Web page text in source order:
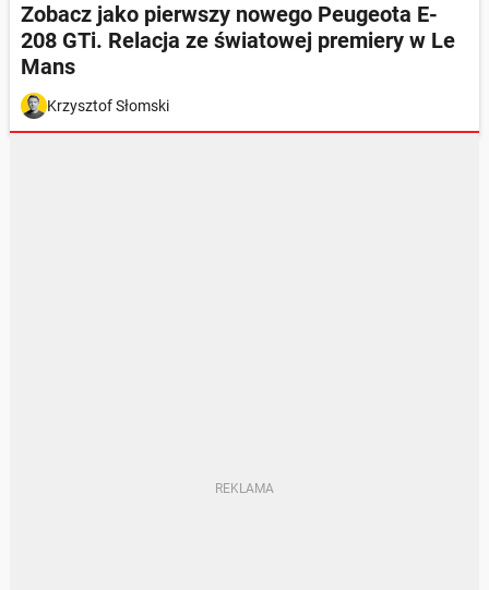
Zobacz jako pierwszy nowego Peugeota E-
208 GTi. Relacja ze światowej premiery w Le
Mans
Krzysztof Słomski